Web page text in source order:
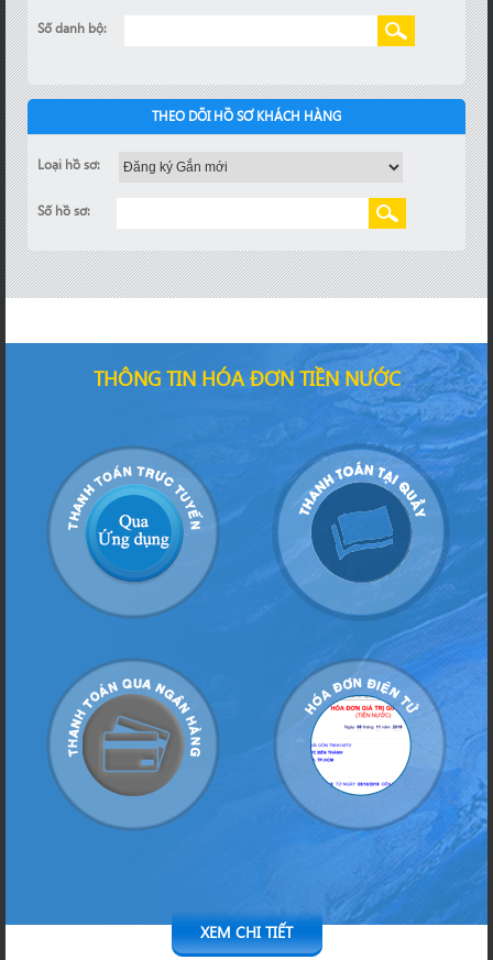
Số danh bộ:
THEO DÕI HỒ SƠ KHÁCH HÀNG
Loại hồ sơ:
Số hồ sơ:
THÔNG TIN HÓA ĐƠN TIỀN NƯỚC
XEM CHI TIẾT